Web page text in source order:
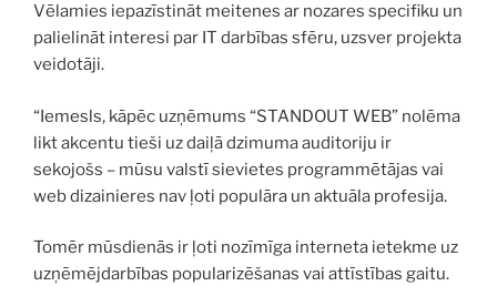
Vēlamies iepazīstināt meitenes ar nozares specifiku un
palielināt interesi par IT darbības sfēru, uzsver projekta
veidotāji.
“Iemesls, kāpēc uzņēmums “STANDOUT WEB” nolēma
likt akcentu tieši uz daiļā dzimuma auditoriju ir
sekojošs – mūsu valstī sievietes programmētājas vai
web dizainieres nav ļoti populāra un aktuāla profesija.
Tomēr mūsdienās ir ļoti nozīmīga interneta ietekme uz
uzņēmējdarbības popularizēšanas vai attīstības gaitu.